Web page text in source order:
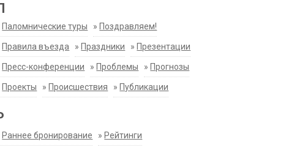
Паломнические туры » Поздравляем!
Правила въезда » Праздники » Презентации
Пресс-конференции » Проблемы » Прогнозы
Проекты » Происшествия » Публикации
Раннее бронирование » Рейтинги